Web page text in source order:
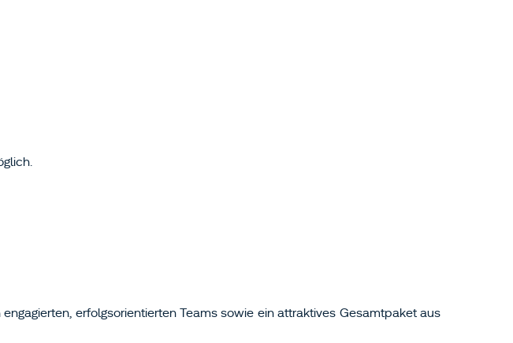
erfolgsorientierten Teams sowie ein attraktives Gesamtpaket aus